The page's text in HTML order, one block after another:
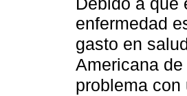
enfermedad
gasto en
Americana
problema